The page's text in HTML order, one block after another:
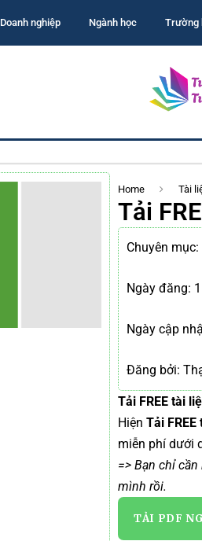
Doanh nghiệp Ngành học Trường
Home Tài
Tải
Chuyên mục:
Ngày đăng:
Ngày cập
Đăng bởi:
Tải FREE tài
Hiện Tải
miễn phí dưới
=> Bạn chỉ
mình rồi.
TẢI PDF